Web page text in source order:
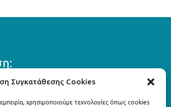
Συγκατάθεσης Cookies
χρησιμοποιούμε τεχνολογίες όπως cookies
324,
145 63